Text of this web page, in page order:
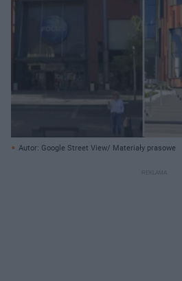
Autor: Google Street View/ Materiały prasowe